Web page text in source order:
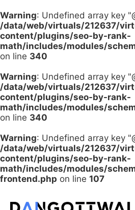
Warning: Undefined array key
/data/web/virtuals/212637/
content/plugins/seo-by-rank-
math/includes/modules/
on line 340
Warning: Undefined array key
/data/web/virtuals/212637/
content/plugins/seo-by-rank-
math/includes/modules/
on line 340
Warning: Undefined array key
/data/web/virtuals/212637/
content/plugins/seo-by-rank-
math/includes/modules/
frontend.php on line 107